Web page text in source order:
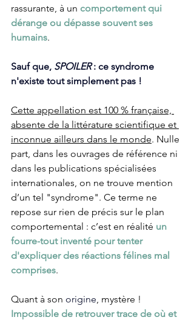
rassurante, à un comportement qui
dérange ou dépasse souvent ses
humains.
Sauf que, SPOILER : ce syndrome
n'existe tout simplement pas !
Cette appellation est 100 % française,
absente de la littérature scientifique et
inconnue ailleurs dans le monde. Nulle
part, dans les ouvrages de référence ni
dans les publications spécialisées
internationales, on ne trouve mention
d’un tel "syndrome". Ce terme ne
repose sur rien de précis sur le plan
comportemental : c’est en réalité un
fourre-tout inventé pour tenter
d'expliquer des réactions félines mal
comprises.
Quant à son origine , mystère !
Impossible de retrouver trace de où et